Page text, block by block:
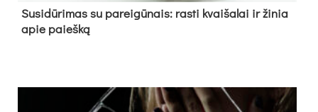
Su­si­dū­ri­mas su pa­rei­gū­nais: ras­ti kvai­ša­lai ir ži­nia
apie paieš­ką